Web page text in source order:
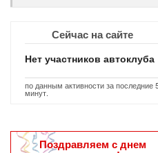
Сейчас на сайте
Нет участников автоклуба
по данным активности за последние
минут.
Поздравляем с днем